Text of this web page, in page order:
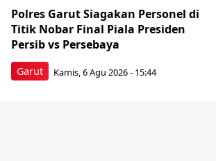
Garut
Polres Garut Siagakan Personel di
Titik Nobar Final Piala Presiden
Persib vs Persebaya
Kamis, 6 Agu 2026 - 15:44